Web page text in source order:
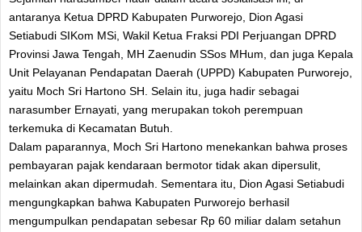
antaranya Ketua DPRD Kabupaten Purworejo, Dion Agasi
Setiabudi SIKom MSi, Wakil Ketua Fraksi PDI Perjuangan DPRD
Provinsi Jawa Tengah, MH Zaenudin SSos MHum, dan juga Kepala
Unit Pelayanan Pendapatan Daerah (UPPD) Kabupaten Purworejo,
yaitu Moch Sri Hartono SH. Selain itu, juga hadir sebagai
narasumber Ernayati, yang merupakan tokoh perempuan
terkemuka di Kecamatan Butuh.
Dalam paparannya, Moch Sri Hartono menekankan bahwa proses
pembayaran pajak kendaraan bermotor tidak akan dipersulit,
melainkan akan dipermudah. Sementara itu, Dion Agasi Setiabudi
mengungkapkan bahwa Kabupaten Purworejo berhasil
mengumpulkan pendapatan sebesar Rp 60 miliar dalam setahun